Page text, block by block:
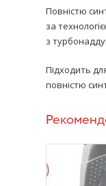
Повністю
за
з
Підходить
повністю